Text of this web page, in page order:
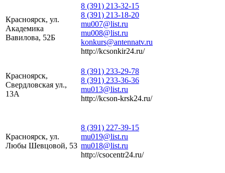
Красноярск, ул.
Академика
Вавилова, 52Б
8 (391) 213-32-15
8 (391) 213-18-20
mu007@list.ru
mu008@list.ru
konkurs@antennatv.ru
http://kcsonkir24.ru/
Красноярск,
Свердловская ул.,
13А
8 (391) 233-29-78
8 (391) 233-36-36
mu013@list.ru
http://kcson-krsk24.ru/
Красноярск, ул.
Любы Шевцовой, 53
8 (391) 227-39-15
mu019@list.ru
mu018@list.ru
http://csocentr24.ru/